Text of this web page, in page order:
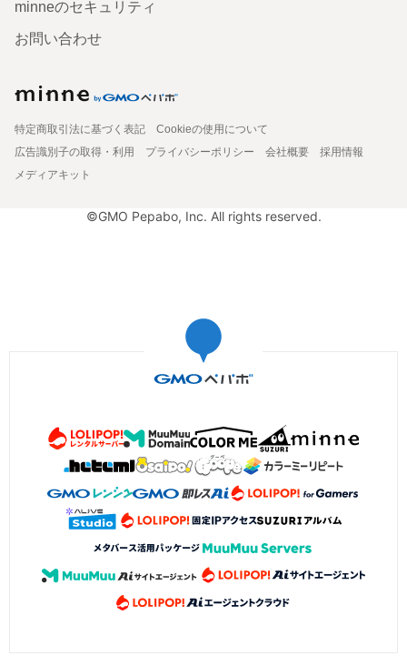
minneのセキュリティ
お問い合わせ
特定商取引法に基づく表記
Cookieの使用について
広告識別子の取得・利用
プライバシーポリシー 会社概要
採用情報
メディアキット
©GMO Pepabo, Inc. All rights reserved.